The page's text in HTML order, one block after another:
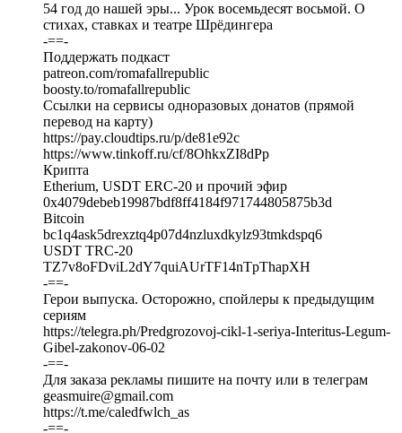
54 год до нашей эры... Урок восемьдесят восьмой. О
стихах, ставках и театре Шрёдингера
-==-
Поддержать подкаст
patreon.com/romafallrepublic
boosty.to/romafallrepublic
Ссылки на сервисы одноразовых донатов (прямой
перевод на карту)
https://pay.cloudtips.ru/p/de81e92c
https://www.tinkoff.ru/cf/8OhkxZI8dPp
Крипта
Etherium, USDT ERC-20 и прочий эфир
0x4079debeb19987bdf8ff4184f971744805875b3d
Bitcoin
bc1q4ask5drexztq4p07d4nzluxdkylz93tmkdspq6
USDT TRC-20
TZ7v8oFDviL2dY7quiAUrTF14nTpThapXH
-==-
Герои выпуска. Осторожно, спойлеры к предыдущим
сериям
https://telegra.ph/Predgrozovoj-cikl-1-seriya-Interitus-Legum-
Gibel-zakonov-06-02
-==-
Для заказа рекламы пишите на почту или в телеграм
geasmuire@gmail.com
https://t.me/caledfwlch_as
-==-